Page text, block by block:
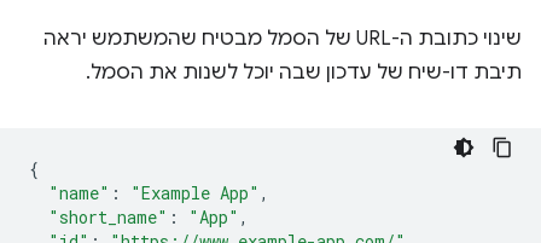
שינוי כתובת ה-URL של הסמל מבטיח שהמשתמש יראה
תיבת דו-שיח של עדכון שבה יוכל לשנות את הסמל.
{
"name" : "Example App" ,
"short_name" : "App" ,